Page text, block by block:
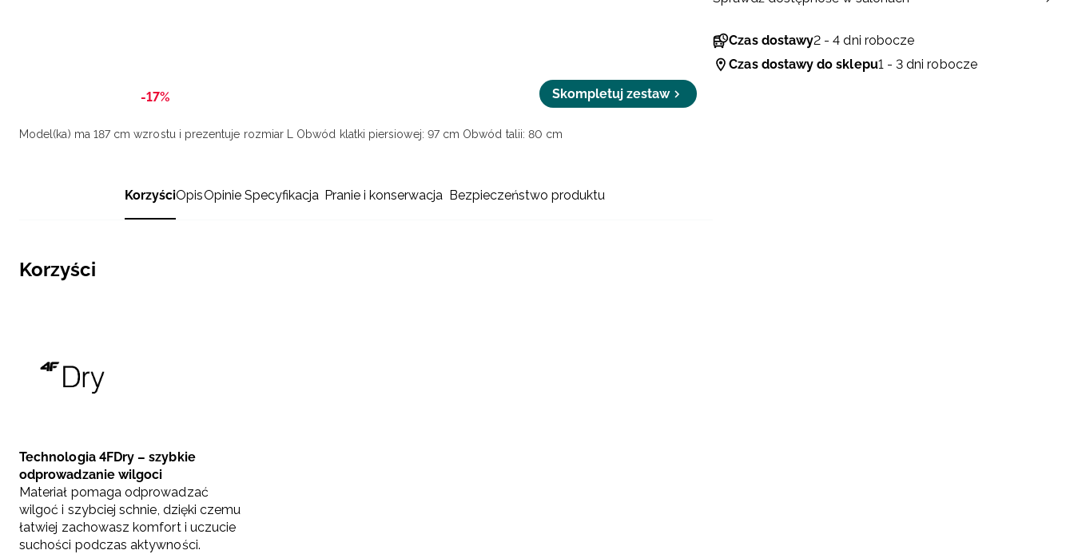
-17% Skompletuj zestaw
Model(ka) ma 187 cm wzrostu i prezentuje rozmiar L Obwód klatki piersiowej: 97 cm Obwód talii: 80 cm
KorzyściOpisOpinie Specyfikacja Pranie i konserwacja Bezpieczeństwo produktu
Korzyści
Technologia 4FDry – szybkie
odprowadzanie wilgoci
Materiał pomaga odprowadzać
wilgoć i szybciej schnie, dzięki czemu
łatwiej zachowasz komfort i uczucie
suchości podczas aktywności.
Czas dostawy2 - 4 dni robocze
Czas dostawy do sklepu1 - 3 dni robocze